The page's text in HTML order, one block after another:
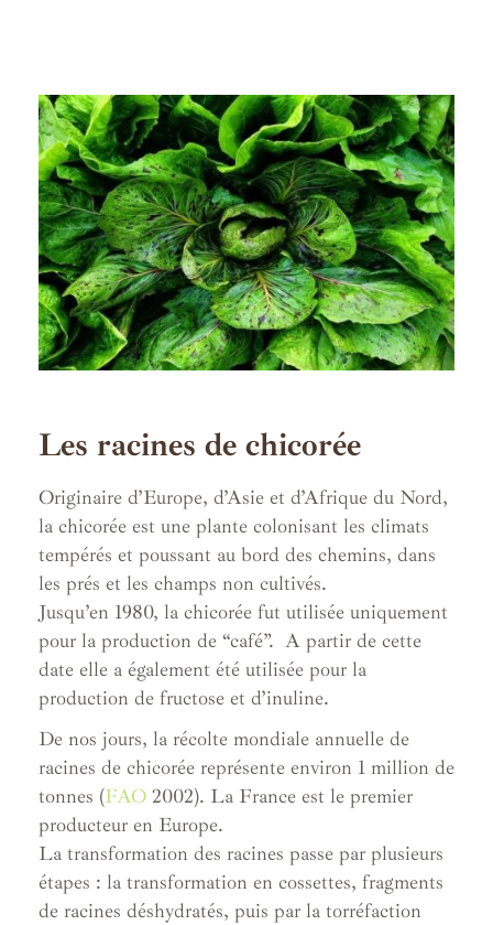
Les racines de chicorée
Originaire d’Europe, d’Asie et d’Afrique du Nord,
la chicorée est une plante colonisant les climats
tempérés et poussant au bord des chemins, dans
les prés et les champs non cultivés.
Jusqu’en 1980, la chicorée fut utilisée uniquement
pour la production de “café”. A partir de cette
date elle a également été utilisée pour la
production de fructose et d’inuline.
De nos jours, la récolte mondiale annuelle de
racines de chicorée représente environ 1 million de
tonnes (FAO 2002). La France est le premier
producteur en Europe.
La transformation des racines passe par plusieurs
étapes : la transformation en cossettes, fragments
de racines déshydratés, puis par la torréfaction